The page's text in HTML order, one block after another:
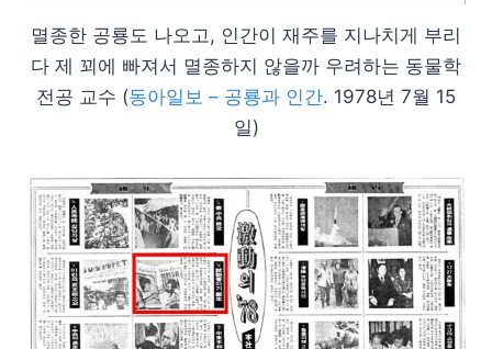
멸종한 공룡도 나오고, 인간이 재주를 지나치게 부리
다 제 꾀에 빠져서 멸종하지 않을까 우려하는 동물학
전공 교수 (동아일보 – 공룡과 인간. 1978년 7월 15
일)